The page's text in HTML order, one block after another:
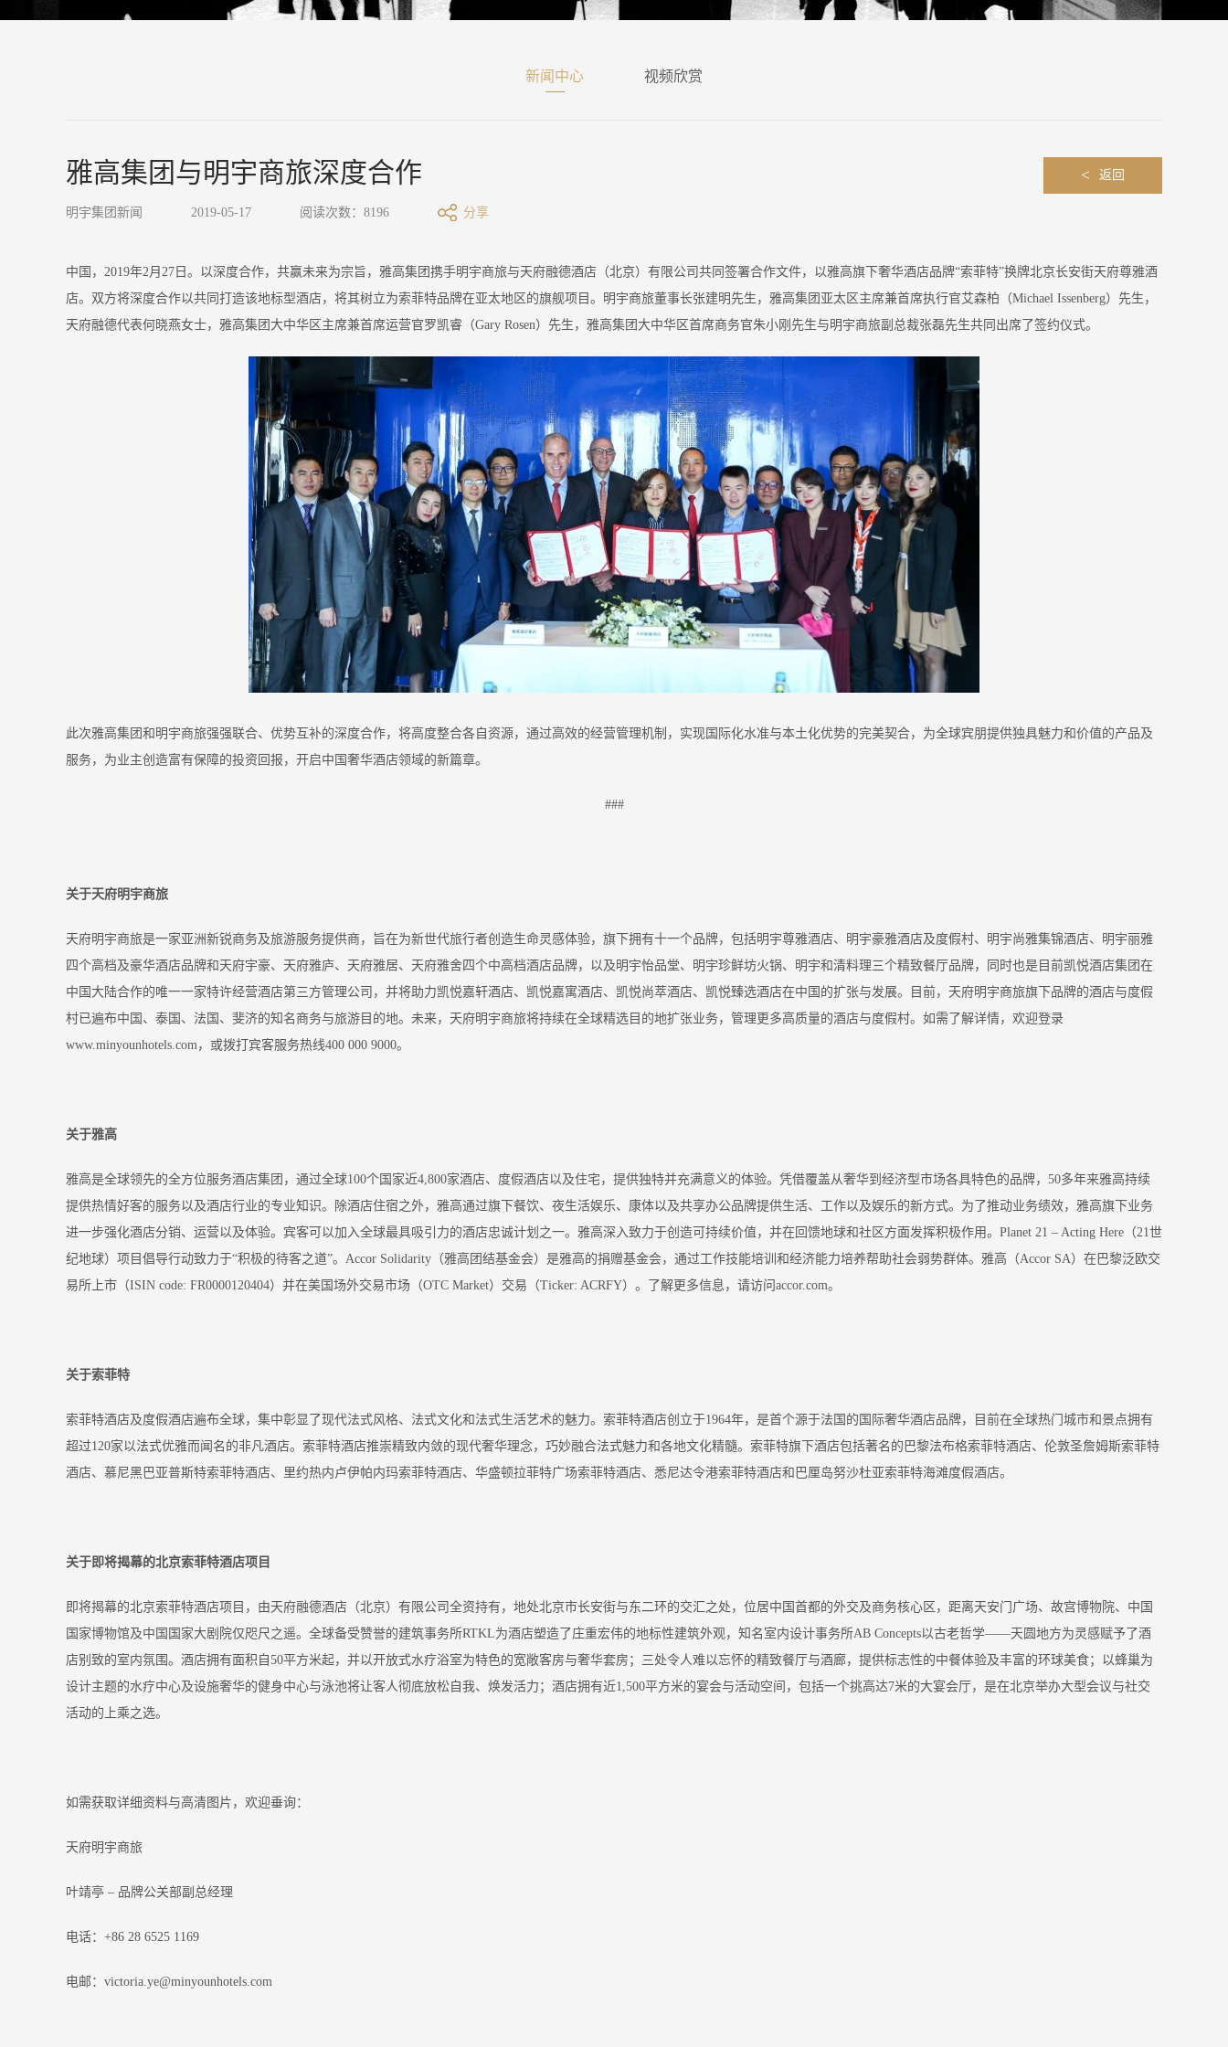
新闻中心 视频欣赏
雅高集团与明宇商旅深度合作
明宇集团新闻 2019-05-17 阅读次数：8196 分享
< 返回
中国，2019年2月27日。 以深度合作，共赢未来为宗旨，雅高集团携手明宇商旅与天府融德酒店（北京）有限公司共同签署合作文件，以雅高旗下奢华酒店品牌“索菲特”换牌北京长安街天府尊雅酒
店。双方将深度合作以共同打造该地标型酒店，将其树立为索菲特品牌在亚太地区的旗舰项目。明宇商旅董事长张建明先生，雅高集团亚太区主席兼首席执行官艾森柏（Michael Issenberg）先生，
天府融德代表何晓燕女士，雅高集团大中华区主席兼首席运营官罗凯睿（Gary Rosen）先生，雅高集团大中华区首席商务官朱小刚先生与明宇商旅副总裁张磊先生共同出席了签约仪式。
此次雅高集团和明宇商旅强强联合、优势互补的深度合作，将高度整合各自资源，通过高效的经营管理机制，实现国际化水准与本土化优势的完美契合，为全球宾朋提供独具魅力和价值的产品及
服务，为业主创造富有保障的投资回报，开启中国奢华酒店领域的新篇章。
###
关于天府明宇商旅
天府明宇商旅是一家亚洲新锐商务及旅游服务提供商，旨在为新世代旅行者创造生命灵感体验，旗下拥有十一个品牌，包括明宇尊雅酒店、明宇豪雅酒店及度假村、明宇尚雅集锦酒店、明宇丽雅
四个高档及豪华酒店品牌和天府宇豪、天府雅庐、天府雅居、天府雅舍四个中高档酒店品牌，以及明宇怡品堂、明宇珍鲜坊火锅、明宇和清料理三个精致餐厅品牌，同时也是目前凯悦酒店集团在
中国大陆合作的唯一一家特许经营酒店第三方管理公司，并将助力凯悦嘉轩酒店、凯悦嘉寓酒店、凯悦尚萃酒店、凯悦臻选酒店在中国的扩张与发展。目前，天府明宇商旅旗下品牌的酒店与度假
村已遍布中国、泰国、法国、斐济的知名商务与旅游目的地。未来，天府明宇商旅将持续在全球精选目的地扩张业务，管理更多高质量的酒店与度假村。如需了解详情，欢迎登录
www.minyounhotels.com，或拨打宾客服务热线400 000 9000。
关于雅高
雅高是全球领先的全方位服务酒店集团，通过全球100个国家近4,800家酒店、度假酒店以及住宅，提供独特并充满意义的体验。凭借覆盖从奢华到经济型市场各具特色的品牌，50多年来雅高持续
提供热情好客的服务以及酒店行业的专业知识。除酒店住宿之外，雅高通过旗下餐饮、夜生活娱乐、康体以及共享办公品牌提供生活、工作以及娱乐的新方式。为了推动业务绩效，雅高旗下业务
进一步强化酒店分销、运营以及体验。宾客可以加入全球最具吸引力的酒店忠诚计划之一。雅高深入致力于创造可持续价值，并在回馈地球和社区方面发挥积极作用。Planet 21 – Acting Here（21世
纪地球）项目倡导行动致力于“积极的待客之道”。Accor Solidarity（雅高团结基金会）是雅高的捐赠基金会，通过工作技能培训和经济能力培养帮助社会弱势群体。雅高（Accor SA）在巴黎泛欧交
易所上市（ISIN code: FR0000120404）并在美国场外交易市场（OTC Market）交易（Ticker: ACRFY）。了解更多信息，请访问accor.com。
关于索菲特
索菲特酒店及度假酒店遍布全球，集中彰显了现代法式风格、法式文化和法式生活艺术的魅力。索菲特酒店创立于1964年，是首个源于法国的国际奢华酒店品牌，目前在全球热门城市和景点拥有
超过120家以法式优雅而闻名的非凡酒店。索菲特酒店推崇精致内敛的现代奢华理念，巧妙融合法式魅力和各地文化精髓。索菲特旗下酒店包括著名的巴黎法布格索菲特酒店、伦敦圣詹姆斯索菲特
酒店、慕尼黑巴亚普斯特索菲特酒店、里约热内卢伊帕内玛索菲特酒店、华盛顿拉菲特广场索菲特酒店、悉尼达令港索菲特酒店和巴厘岛努沙杜亚索菲特海滩度假酒店。
关于即将揭幕的北京索菲特酒店项目
即将揭幕的北京索菲特酒店项目，由天府融德酒店（北京）有限公司全资持有，地处北京市长安街与东二环的交汇之处，位居中国首都的外交及商务核心区，距离天安门广场、故宫博物院、中国
国家博物馆及中国国家大剧院仅咫尺之遥。全球备受赞誉的建筑事务所RTKL为酒店塑造了庄重宏伟的地标性建筑外观，知名室内设计事务所AB Concepts以古老哲学——天圆地方为灵感赋予了酒
店别致的室内氛围。酒店拥有面积自50平方米起，并以开放式水疗浴室为特色的宽敞客房与奢华套房；三处令人难以忘怀的精致餐厅与酒廊，提供标志性的中餐体验及丰富的环球美食；以蜂巢为
设计主题的水疗中心及设施奢华的健身中心与泳池将让客人彻底放松自我、焕发活力；酒店拥有近1,500平方米的宴会与活动空间，包括一个挑高达7米的大宴会厅，是在北京举办大型会议与社交
活动的上乘之选。
如需获取详细资料与高清图片，欢迎垂询：
天府明宇商旅
叶靖亭 – 品牌公关部副总经理
电话：+86 28 6525 1169
电邮：victoria.ye@minyounhotels.com